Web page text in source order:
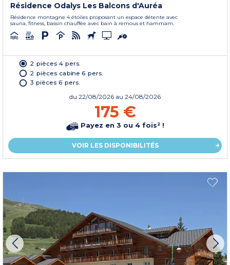
Résidence Odalys Les Balcons d'Auréa
Résidence montagne 4 étoiles proposant un espace détente avec
sauna, fitness, bassin chauffée avec bain à remous et hammam.
2 pièces 4 pers.
2 pièces cabine 6 pers.
3 pièces 6 pers.
du 22/08/2026 au 24/08/2026
175 €
Payez en 3 ou 4 fois² !
VOIR LES DISPONIBILITÉS